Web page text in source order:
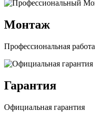
Монтаж
Профессиональная работа
Гарантия
Официальная гарантия